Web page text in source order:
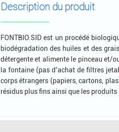
Description du produit
FONTBIO.SID est un procédé
biodégradation des huiles et des
détergente et alimente le pinceau et/
la fontaine (pas d’achat de filtres
corps étrangers (papiers, cartons,
résidus plus fins ainsi que les